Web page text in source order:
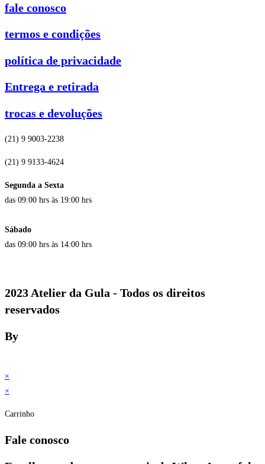
fale conosco
termos e condições
política de privacidade
Entrega e retirada
trocas e devoluções
(21) 9 9003-2238
(21) 9 9133-4624
Segunda a Sexta
das 09:00 hrs às 19:00 hrs
Sábado
das 09:00 hrs às 14:00 hrs
2023 Atelier da Gula - Todos os direitos
reservados
By
×
×
Carrinho
Fale conosco